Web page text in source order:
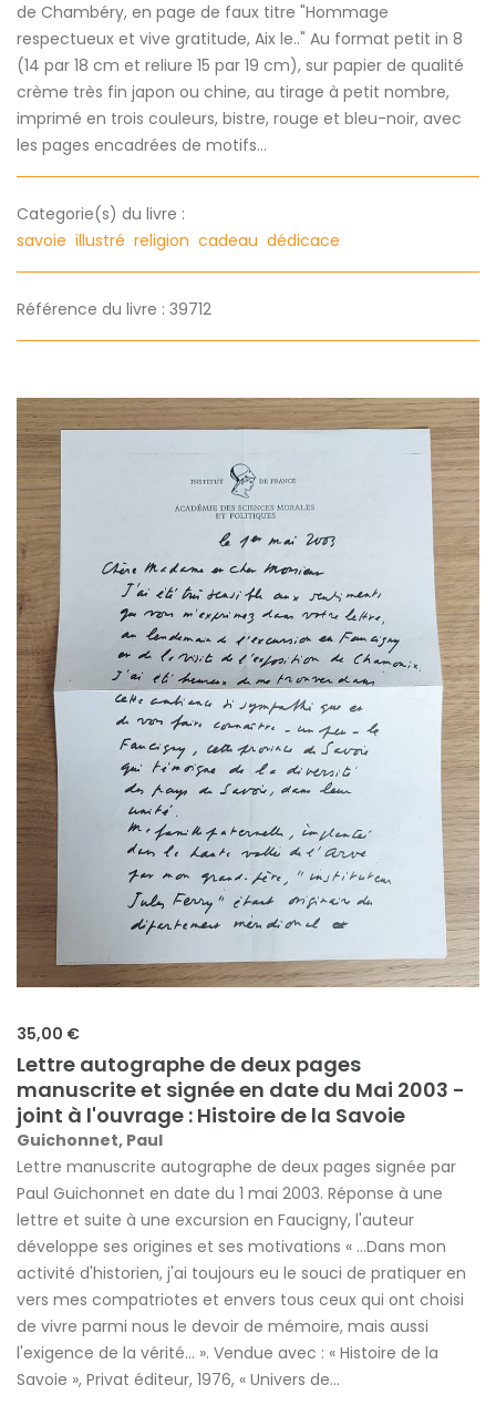
de Chambéry, en page de faux titre "Hommage
respectueux et vive gratitude, Aix le.." Au format petit in 8
(14 par 18 cm et reliure 15 par 19 cm), sur papier de qualité
crème très fin japon ou chine, au tirage à petit nombre,
imprimé en trois couleurs, bistre, rouge et bleu-noir, avec
les pages encadrées de motifs...
Categorie(s) du livre :
savoie illustré religion cadeau dédicace
Référence du livre : 39712
35,00 €
Lettre autographe de deux pages
manuscrite et signée en date du Mai 2003 -
joint à l'ouvrage : Histoire de la Savoie
Guichonnet, Paul
Lettre manuscrite autographe de deux pages signée par
Paul Guichonnet en date du 1 mai 2003. Réponse à une
lettre et suite à une excursion en Faucigny, l'auteur
développe ses origines et ses motivations « ...Dans mon
activité d'historien, j'ai toujours eu le souci de pratiquer en
vers mes compatriotes et envers tous ceux qui ont choisi
de vivre parmi nous le devoir de mémoire, mais aussi
l'exigence de la vérité... ». Vendue avec : « Histoire de la
Savoie », Privat éditeur, 1976, « Univers de...